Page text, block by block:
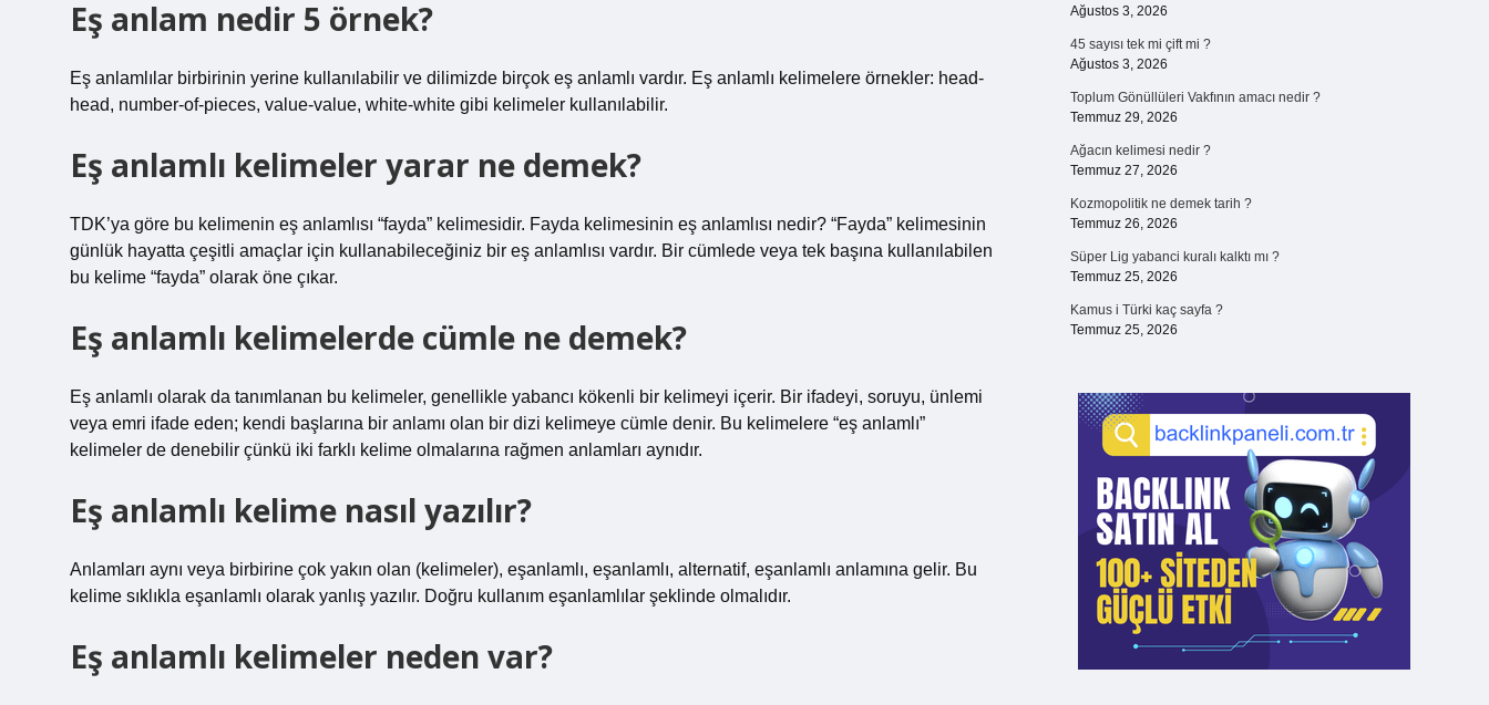
Eş anlam nedir 5 örnek?
Eş anlamlılar birbirinin yerine kullanılabilir ve dilimizde birçok eş anlamlı vardır. Eş anlamlı kelimelere örnekler: head-
head, number-of-pieces, value-value, white-white gibi kelimeler kullanılabilir.
Eş anlamlı kelimeler yarar ne demek?
TDK’ya göre bu kelimenin eş anlamlısı “fayda” kelimesidir. Fayda kelimesinin eş anlamlısı nedir? “Fayda” kelimesinin
günlük hayatta çeşitli amaçlar için kullanabileceğiniz bir eş anlamlısı vardır. Bir cümlede veya tek başına kullanılabilen
bu kelime “fayda” olarak öne çıkar.
Eş anlamlı kelimelerde cümle ne demek?
Eş anlamlı olarak da tanımlanan bu kelimeler, genellikle yabancı kökenli bir kelimeyi içerir. Bir ifadeyi, soruyu, ünlemi
veya emri ifade eden; kendi başlarına bir anlamı olan bir dizi kelimeye cümle denir. Bu kelimelere “eş anlamlı”
kelimeler de denebilir çünkü iki farklı kelime olmalarına rağmen anlamları aynıdır.
Eş anlamlı kelime nasıl yazılır?
Anlamları aynı veya birbirine çok yakın olan (kelimeler), eşanlamlı, eşanlamlı, alternatif, eşanlamlı anlamına gelir. Bu
kelime sıklıkla eşanlamlı olarak yanlış yazılır. Doğru kullanım eşanlamlılar şeklinde olmalıdır.
Eş anlamlı kelimeler neden var?
Ağustos 3, 2026
45 sayısı tek mi çift mi ?
Ağustos 3, 2026
Toplum Gönüllüleri Vakfının amacı nedir ?
Temmuz 29, 2026
Ağacın kelimesi nedir ?
Temmuz 27, 2026
Kozmopolitik ne demek tarih ?
Temmuz 26, 2026
Süper Lig yabanci kuralı kalktı mı ?
Temmuz 25, 2026
Kamus i Türki kaç sayfa ?
Temmuz 25, 2026